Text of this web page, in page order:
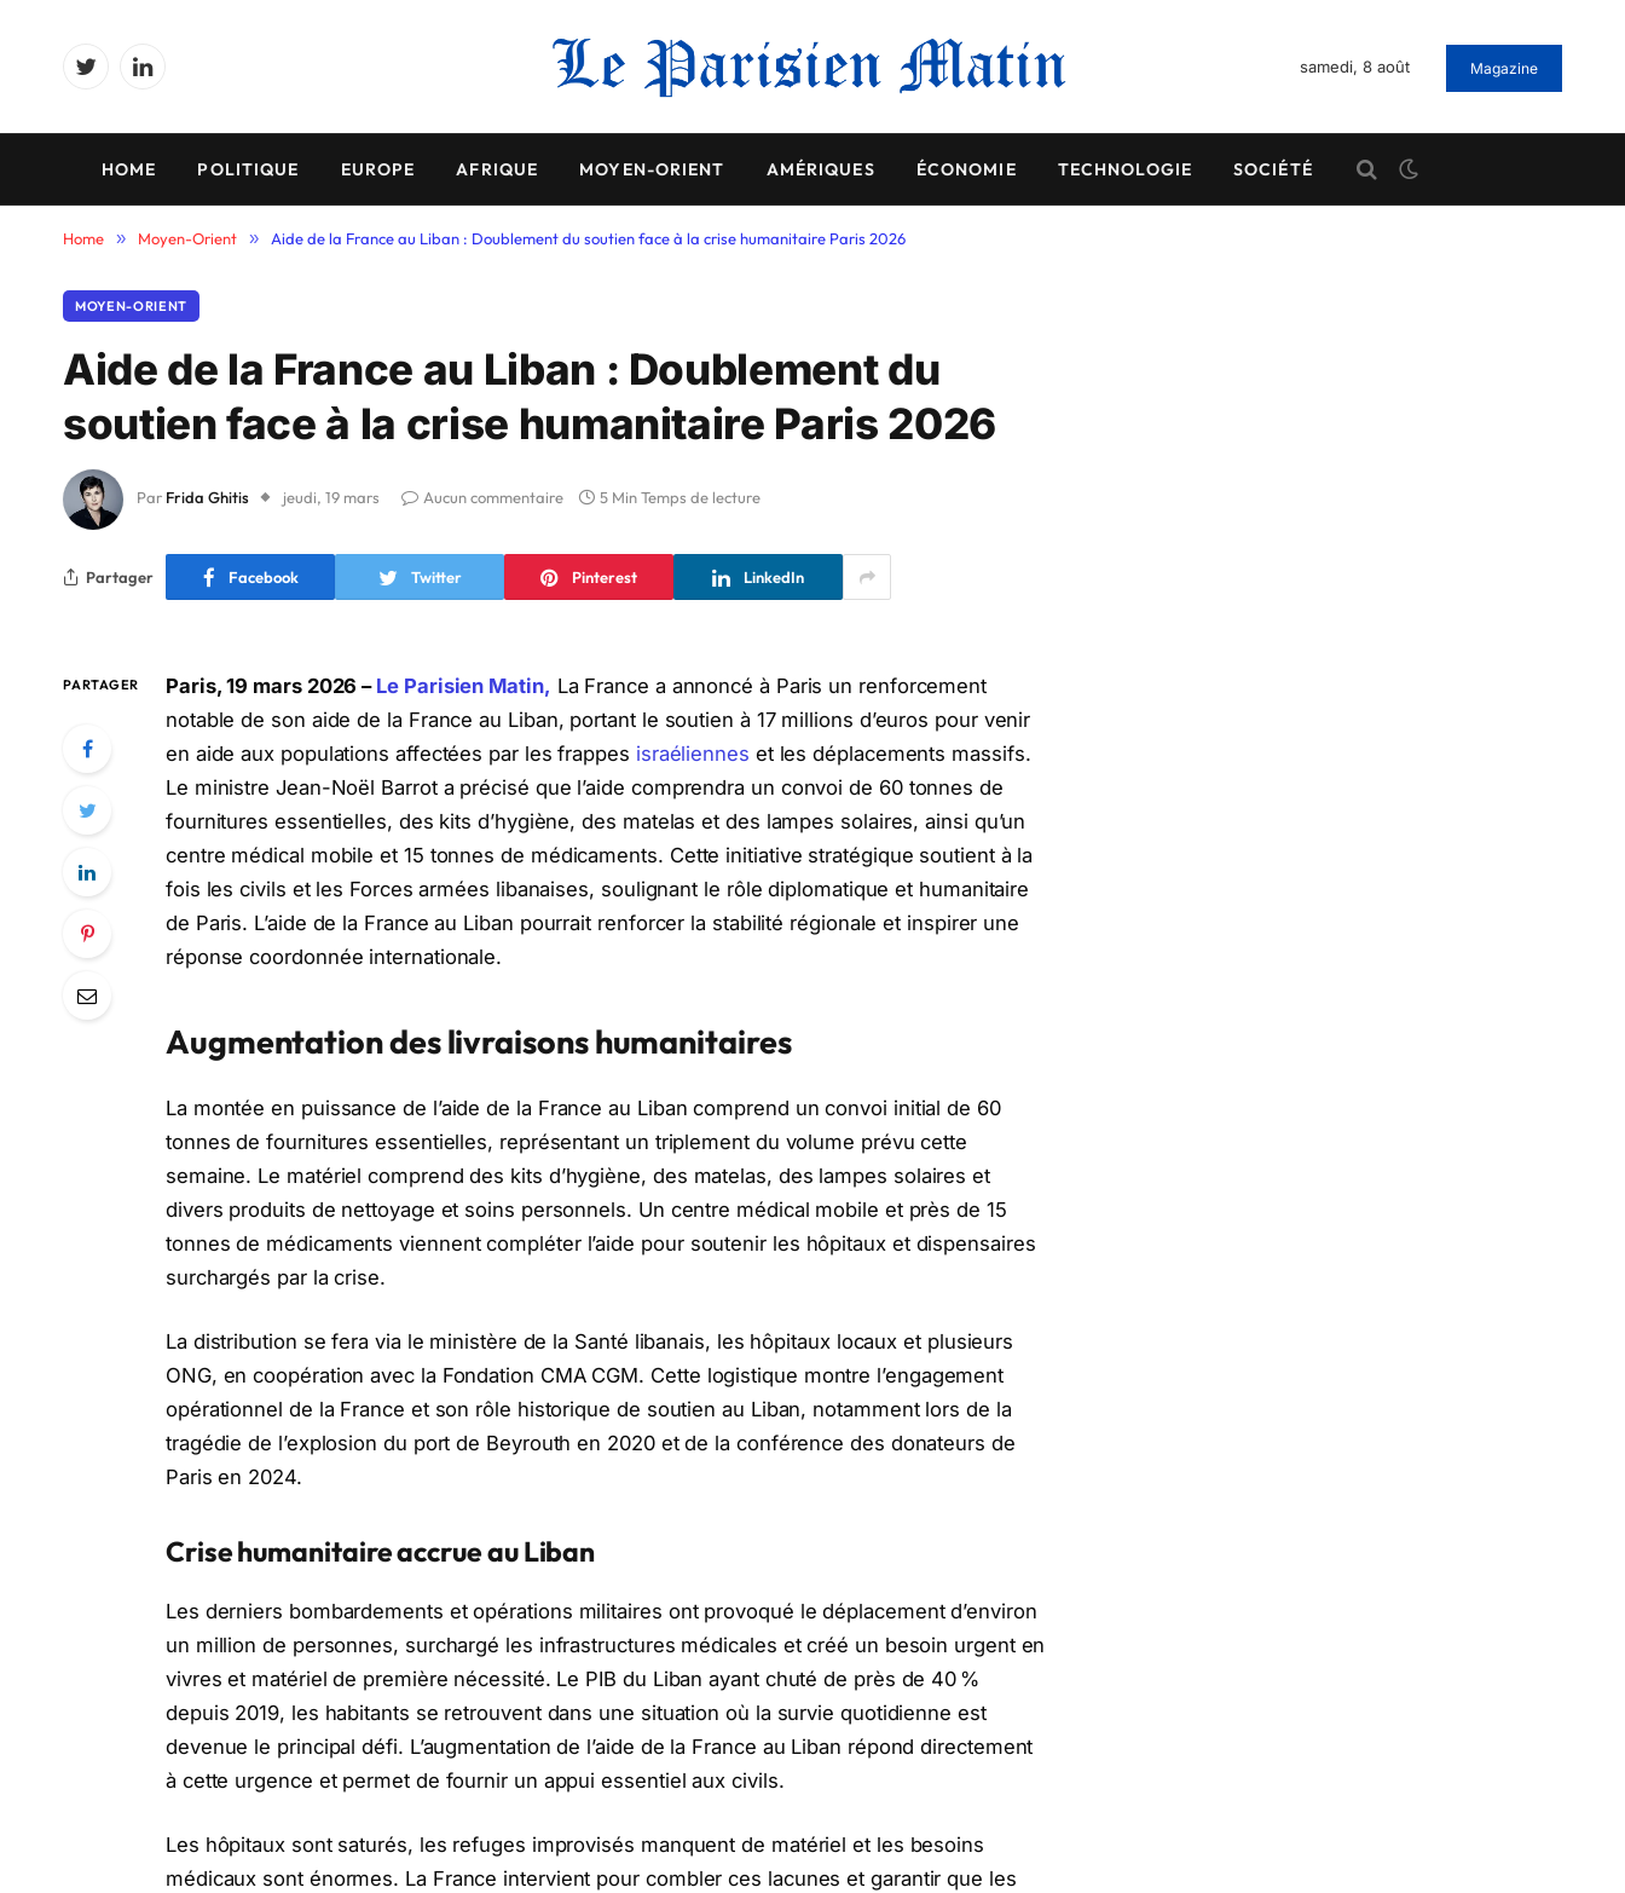
TwitterLinkedIn
samedi, 8 août Magazine
HOME POLITIQUE EUROPE AFRIQUE MOYEN-ORIENT AMÉRIQUES ÉCONOMIE TECHNOLOGIE SOCIÉTÉ
Home » Moyen-Orient » Aide de la France au Liban : Doublement du soutien face à la crise humanitaire Paris 2026
MOYEN-ORIENT
Aide de la France au Liban : Doublement du
soutien face à la crise humanitaire Paris 2026
Par Frida Ghitis jeudi, 19 mars Aucun commentaire 5 Min Temps de lecture
Partager Facebook Twitter Pinterest LinkedIn
PARTAGER Paris, 19 mars 2026 – Le Parisien Matin, La France a annoncé à Paris un renforcement
notable de son aide de la France au Liban, portant le soutien à 17 millions d’euros pour venir
en aide aux populations affectées par les frappes israéliennes et les déplacements massifs.
Le ministre Jean-Noël Barrot a précisé que l’aide comprendra un convoi de 60 tonnes de
fournitures essentielles, des kits d’hygiène, des matelas et des lampes solaires, ainsi qu’un
centre médical mobile et 15 tonnes de médicaments. Cette initiative stratégique soutient à la
fois les civils et les Forces armées libanaises, soulignant le rôle diplomatique et humanitaire
de Paris. L’aide de la France au Liban pourrait renforcer la stabilité régionale et inspirer une
réponse coordonnée internationale.
Augmentation des livraisons humanitaires
La montée en puissance de l’aide de la France au Liban comprend un convoi initial de 60
tonnes de fournitures essentielles, représentant un triplement du volume prévu cette
semaine. Le matériel comprend des kits d’hygiène, des matelas, des lampes solaires et
divers produits de nettoyage et soins personnels. Un centre médical mobile et près de 15
tonnes de médicaments viennent compléter l’aide pour soutenir les hôpitaux et dispensaires
surchargés par la crise.
La distribution se fera via le ministère de la Santé libanais, les hôpitaux locaux et plusieurs
ONG, en coopération avec la Fondation CMA CGM. Cette logistique montre l’engagement
opérationnel de la France et son rôle historique de soutien au Liban, notamment lors de la
tragédie de l’explosion du port de Beyrouth en 2020 et de la conférence des donateurs de
Paris en 2024.
Crise humanitaire accrue au Liban
Les derniers bombardements et opérations militaires ont provoqué le déplacement d’environ
un million de personnes, surchargé les infrastructures médicales et créé un besoin urgent en
vivres et matériel de première nécessité. Le PIB du Liban ayant chuté de près de 40 %
depuis 2019, les habitants se retrouvent dans une situation où la survie quotidienne est
devenue le principal défi. L’augmentation de l’aide de la France au Liban répond directement
à cette urgence et permet de fournir un appui essentiel aux civils.
Les hôpitaux sont saturés, les refuges improvisés manquent de matériel et les besoins
médicaux sont énormes. La France intervient pour combler ces lacunes et garantir que les